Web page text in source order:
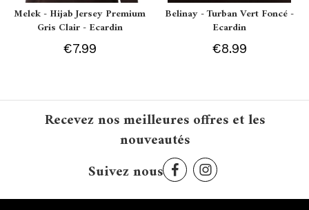
Melek - Hijab Jersey Premium
Gris Clair - Ecardin
€7.99
Belinay - Turban Vert Foncé -
Ecardin
€8.99
Recevez nos meilleures offres et les
nouveautés
Suivez nous